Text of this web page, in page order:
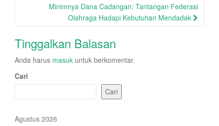
Minimnya Dana Cadangan: Tantangan Federasi
Olahraga Hadapi Kebutuhan Mendadak
Tinggalkan Balasan
Anda harus masuk untuk berkomentar.
Cari
Cari
Agustus 2026